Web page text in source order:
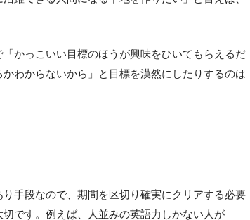
かっこいい目標のほうが興味をひいてもらえるだ
わからないから」と目標を漠然にしたりするのは
手段なので、期間を区切り確実にクリアする必要
です。例えば、人並みの英語力しかない人が